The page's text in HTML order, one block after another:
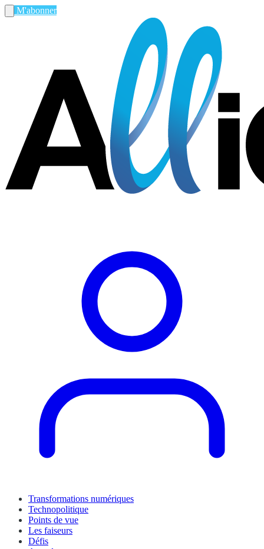
M'abonner
Transformations numériques
Technopolitique
Points de vue
Les faiseurs
Défis